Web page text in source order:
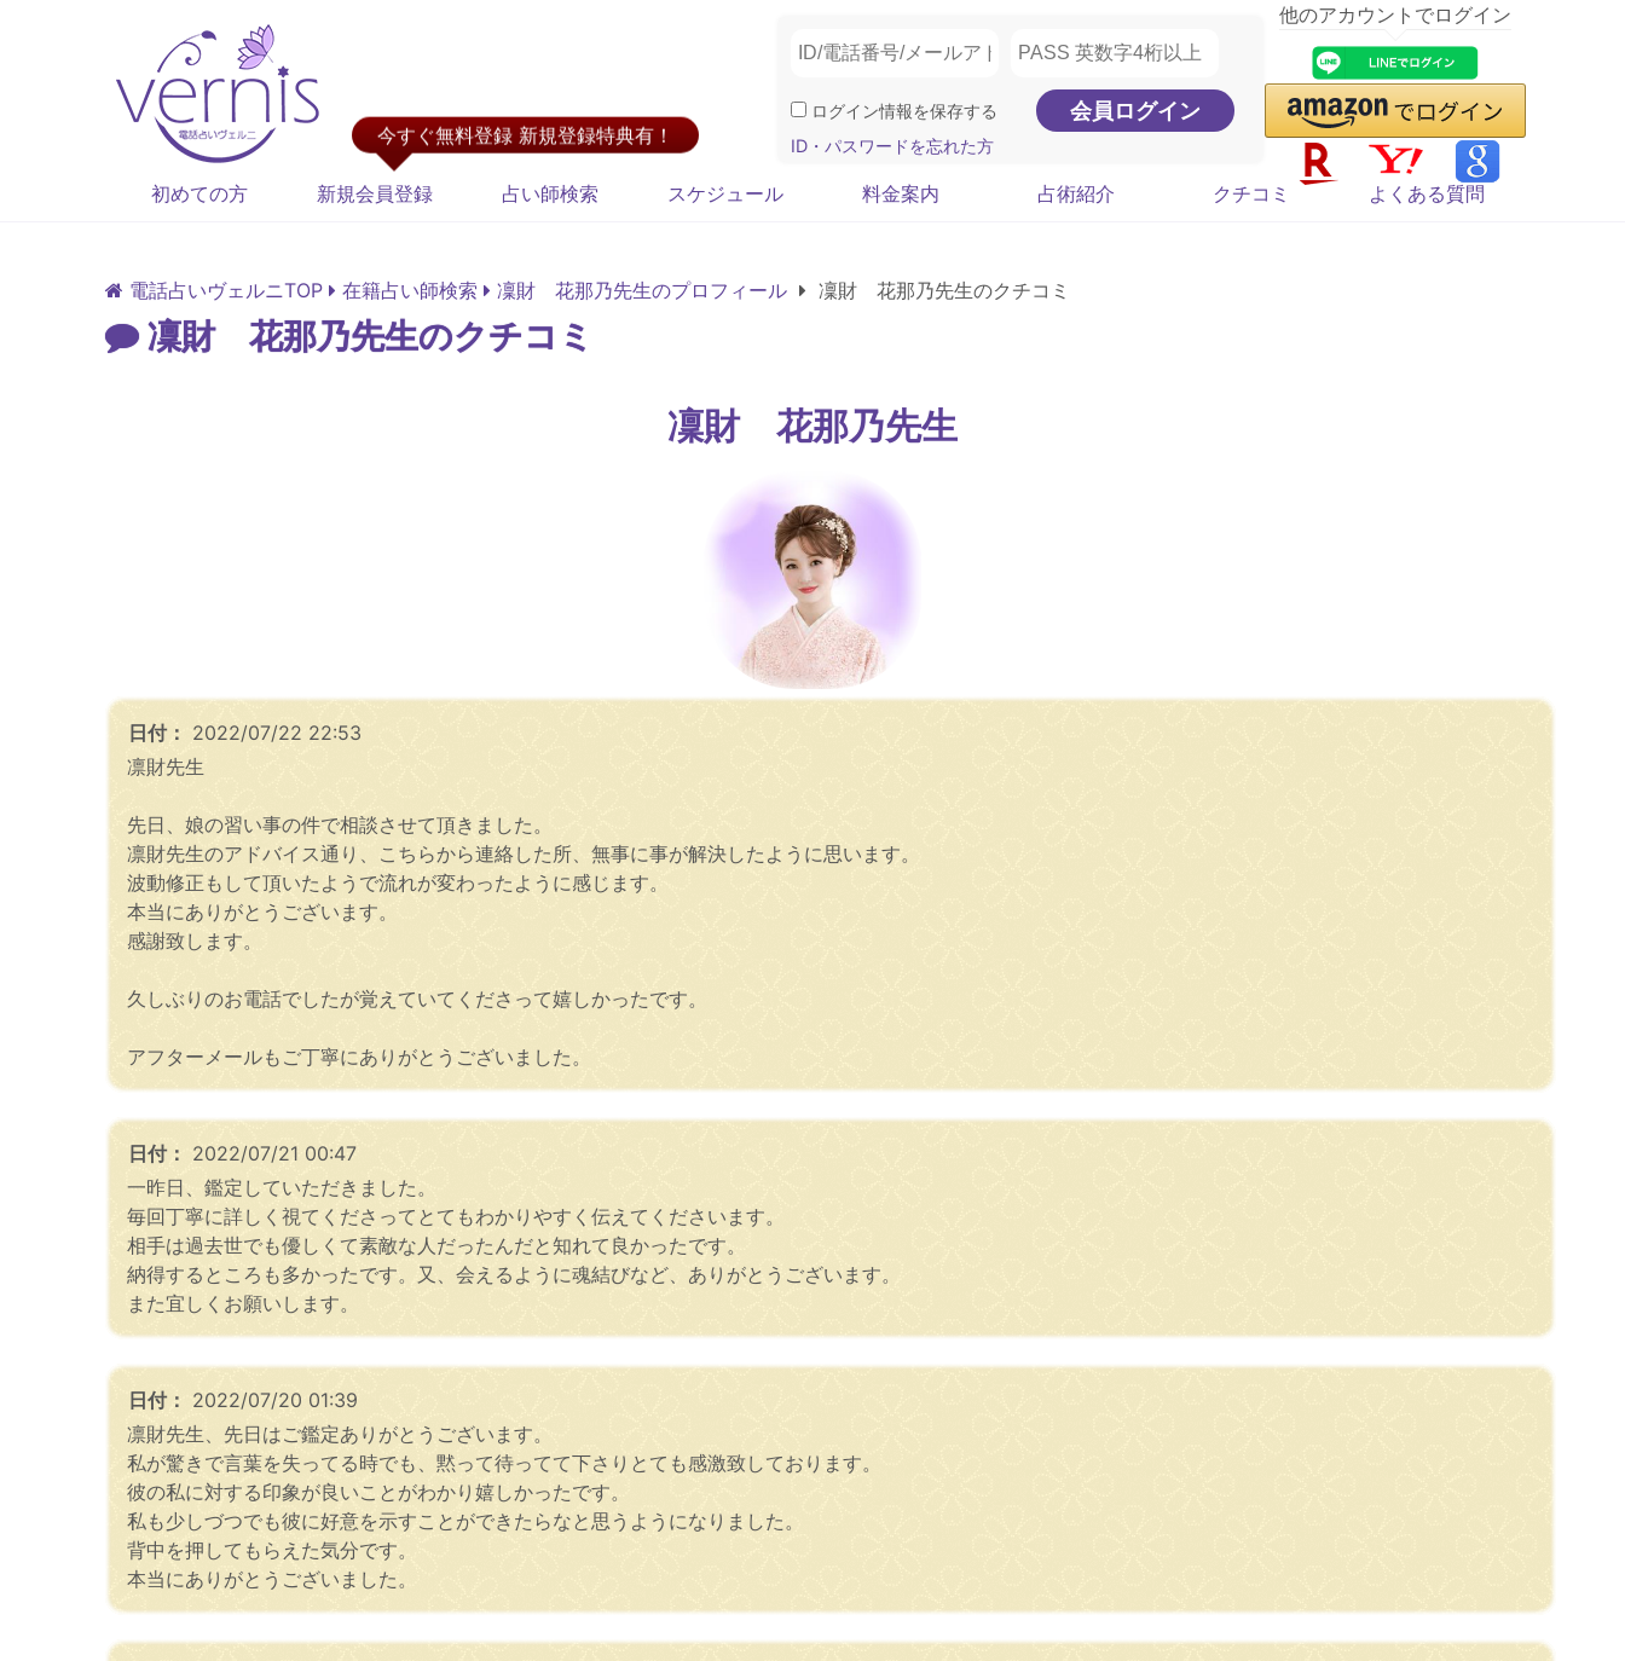
今すぐ無料登録 新規登録特典有！
ログイン情報を保存する
ID・パスワードを忘れた方
他のアカウントでログイン
初めての方 新規会員登録 占い師検索 スケジュール 料金案内 占術紹介 クチコミ よくある質問
電話占いヴェルニTOP 在籍占い師検索 凜財 花那乃先生のプロフィール 凜財 花那乃先生のクチコミ
凜財 花那乃先生のクチコミ
凜財 花那乃先生
日付： 2022/07/22 22:53
凛財先生
先日、娘の習い事の件で相談させて頂きました。
凛財先生のアドバイス通り、こちらから連絡した所、無事に事が解決したように思います。
波動修正もして頂いたようで流れが変わったように感じます。
本当にありがとうございます。
感謝致します。
久しぶりのお電話でしたが覚えていてくださって嬉しかったです。
アフターメールもご丁寧にありがとうございました。
日付： 2022/07/21 00:47
一昨日、鑑定していただきました。
毎回丁寧に詳しく視てくださってとてもわかりやすく伝えてくださいます。
相手は過去世でも優しくて素敵な人だったんだと知れて良かったです。
納得するところも多かったです。又、会えるように魂結びなど、ありがとうございます。
また宜しくお願いします。
日付： 2022/07/20 01:39
凛財先生、先日はご鑑定ありがとうございます。
私が驚きで言葉を失ってる時でも、黙って待ってて下さりとても感激致しております。
彼の私に対する印象が良いことがわかり嬉しかったです。
私も少しづつでも彼に好意を示すことができたらなと思うようになりました。
背中を押してもらえた気分です。
本当にありがとうございました。